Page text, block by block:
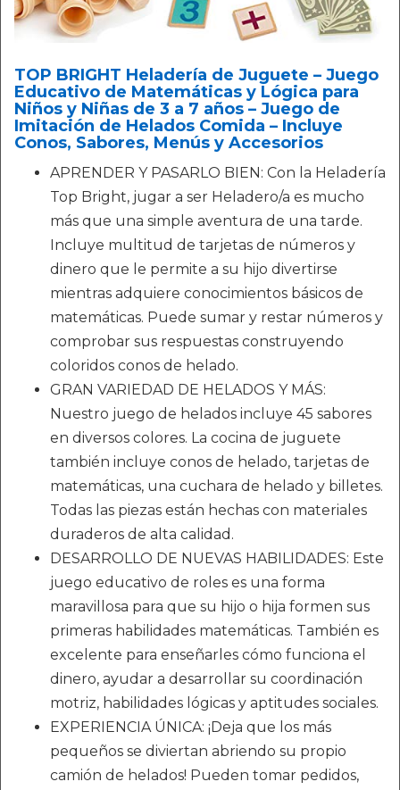
TOP BRIGHT Heladería de Juguete – Juego
Educativo de Matemáticas y Lógica para
Niños y Niñas de 3 a 7 años – Juego de
Imitación de Helados Comida – Incluye
Conos, Sabores, Menús y Accesorios
APRENDER Y PASARLO BIEN: Con la Heladería
Top Bright, jugar a ser Heladero/a es mucho
más que una simple aventura de una tarde.
Incluye multitud de tarjetas de números y
dinero que le permite a su hijo divertirse
mientras adquiere conocimientos básicos de
matemáticas. Puede sumar y restar números y
comprobar sus respuestas construyendo
coloridos conos de helado.
GRAN VARIEDAD DE HELADOS Y MÁS:
Nuestro juego de helados incluye 45 sabores
en diversos colores. La cocina de juguete
también incluye conos de helado, tarjetas de
matemáticas, una cuchara de helado y billetes.
Todas las piezas están hechas con materiales
duraderos de alta calidad.
DESARROLLO DE NUEVAS HABILIDADES: Este
juego educativo de roles es una forma
maravillosa para que su hijo o hija formen sus
primeras habilidades matemáticas. También es
excelente para enseñarles cómo funciona el
dinero, ayudar a desarrollar su coordinación
motriz, habilidades lógicas y aptitudes sociales.
EXPERIENCIA ÚNICA: ¡Deja que los más
pequeños se diviertan abriendo su propio
camión de helados! Pueden tomar pedidos,